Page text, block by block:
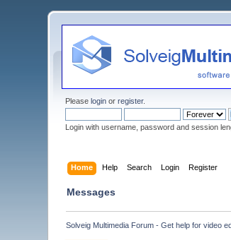
Pleaselogin orregister.
Login with username, password and session
Home Help Search Login Register
Messages
Solveig Multimedia Forum - Get help for video